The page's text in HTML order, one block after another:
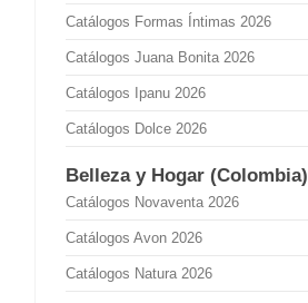
Catálogos Formas Íntimas 2026
Catálogos Juana Bonita 2026
Catálogos Ipanu 2026
Catálogos Dolce 2026
Belleza y Hogar (Colombia)
Catálogos Novaventa 2026
Catálogos Avon 2026
Catálogos Natura 2026